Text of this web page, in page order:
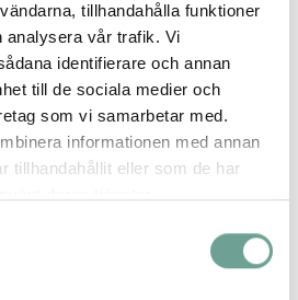
tillhandahålla funktioner
analysera vår trafik. Vi
identifierare och annan
till de sociala medier och
som vi samarbetar med.
informationen med annan
tillhandahållit eller som de har
resurser och frigör yta till
eller lekplatser.
redan med laddtjänster som
möjligt att boka plats med
På sikt kan systemet också
och andra
digital och delad frigörs både
säger Anton Sjöberg.